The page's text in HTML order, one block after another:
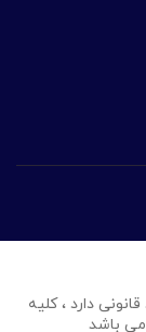
دارد ، کلیه
باشد